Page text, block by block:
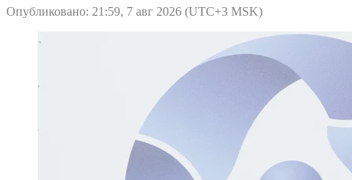
Опубликовано: 21:59, 7 авг 2026 (UTC+3 MSK)